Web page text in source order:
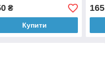
₴
Купити
165